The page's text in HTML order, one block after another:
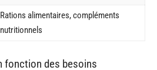
Rations alimentaires, compléments
nutritionnels
fonction des besoins